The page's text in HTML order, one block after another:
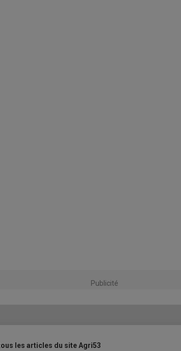
Publicité
les articles du site Agri53